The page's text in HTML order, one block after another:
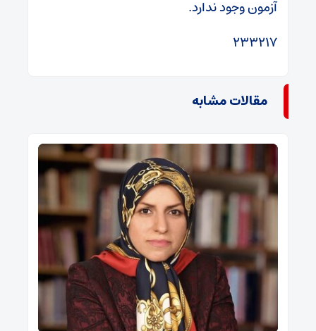
آزمون وجود ندارد.
۲۳۳۲۱۷
مقالات مشابه